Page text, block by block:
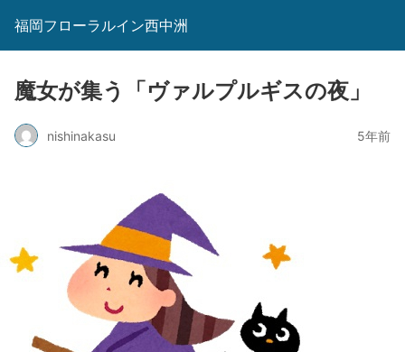
福岡フローラルイン西中洲
魔女が集う「ヴァルプルギスの夜」
nishinakasu 5年前